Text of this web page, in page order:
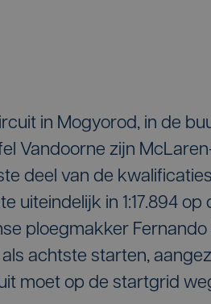
in Mogyorod, in de
Vandoorne zijn
deel van de
uiteindelijk in 1:17.894
ploegmakker Fernando
achtste starten,
moet op de startgrid